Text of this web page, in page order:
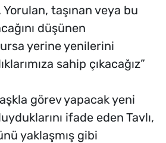
taşınan veya bu
düşünen
yerine yenilerini
sahip çıkacağız”
görev yapacak yeni
ifade eden Tavlı,
yaklaşmış gibi